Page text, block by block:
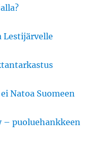
Lestijärvelle
Natoa Suomeen
– puoluehankkeen